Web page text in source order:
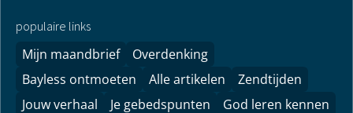
populaire links
Mijn maandbrief
Overdenking
Bayless ontmoeten
Alle artikelen
Zendtijden
Jouw verhaal
Je gebedspunten
God leren kennen